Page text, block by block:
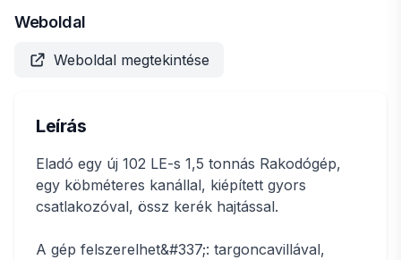
Weboldal
Weboldal megtekintése
Leírás
Eladó egy új 102 LE-s 1,5 tonnás Rakodógép,
egy köbméteres kanállal, kiépített gyors
csatlakozóval, össz kerék hajtással.
A gép felszerelhet&#337;: targoncavillával,